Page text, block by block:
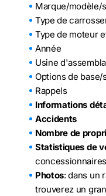
Marque/modèle/
Type de
Type de moteur
Année
Usine
Options de
Rappels
Informations
Accidents
Nombre de
Statistiques de
concessionnaires
Photos: dans un
trouverez un